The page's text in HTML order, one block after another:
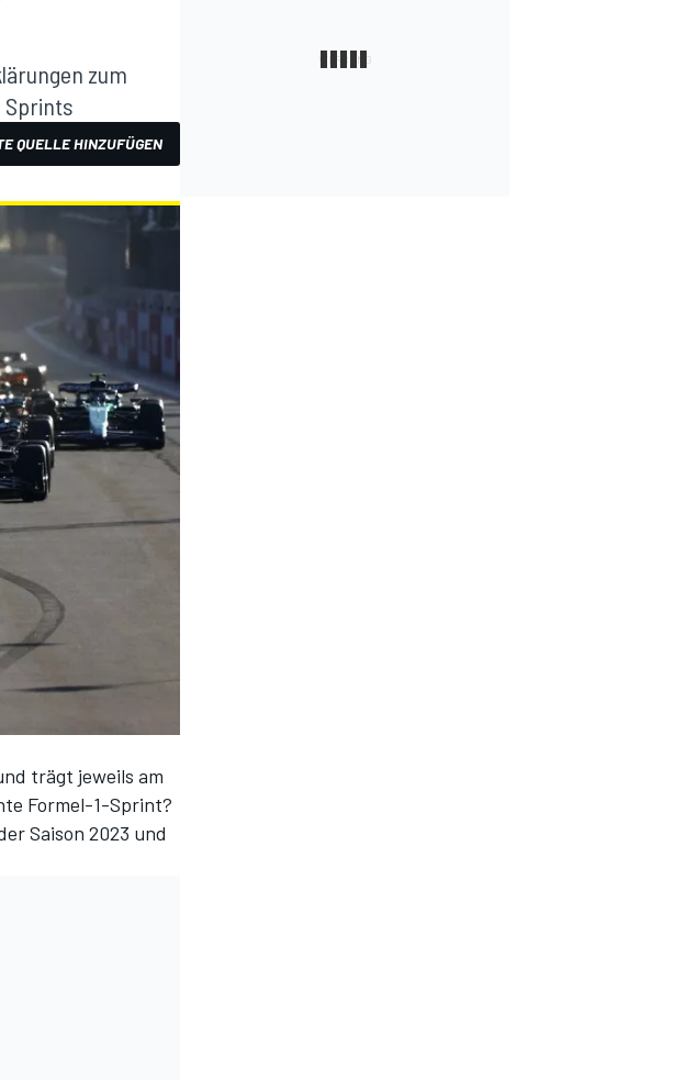
zum
Sprints
QUELLE HINZUFÜGEN
trägt jeweils am
Formel-1-Sprint?
Saison 2023 und